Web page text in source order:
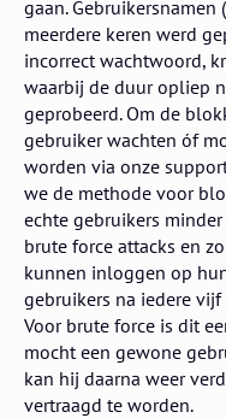
gaan. Gebruikersnamen
meerdere keren werd
incorrect wachtwoord,
waarbij de duur opliep
geprobeerd. Om de
gebruiker wachten óf
worden via onze
we de methode voor
echte gebruikers
brute force attacks en
kunnen inloggen op
gebruikers na iedere
Voor brute force is dit
mocht een gewone
kan hij daarna weer
vertraagd te worden.